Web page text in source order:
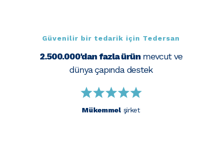
Güvenilir bir tedarik için Tedersan
2.500.000'dan fazla ürünmevcut ve
dünya çapında destek
Mükemmelşirket